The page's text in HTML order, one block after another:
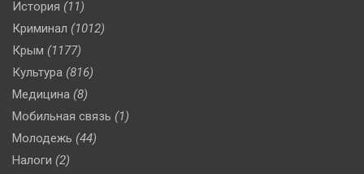
История (11)
Криминал (1012)
Крым (1177)
Культура (816)
Медицина (8)
Мобильная связь (1)
Молодежь (44)
Налоги (2)